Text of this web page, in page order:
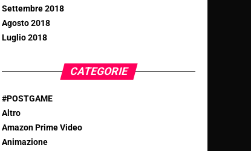
Settembre 2018
Agosto 2018
Luglio 2018
CATEGORIE
#POSTGAME
Altro
Amazon Prime Video
Animazione